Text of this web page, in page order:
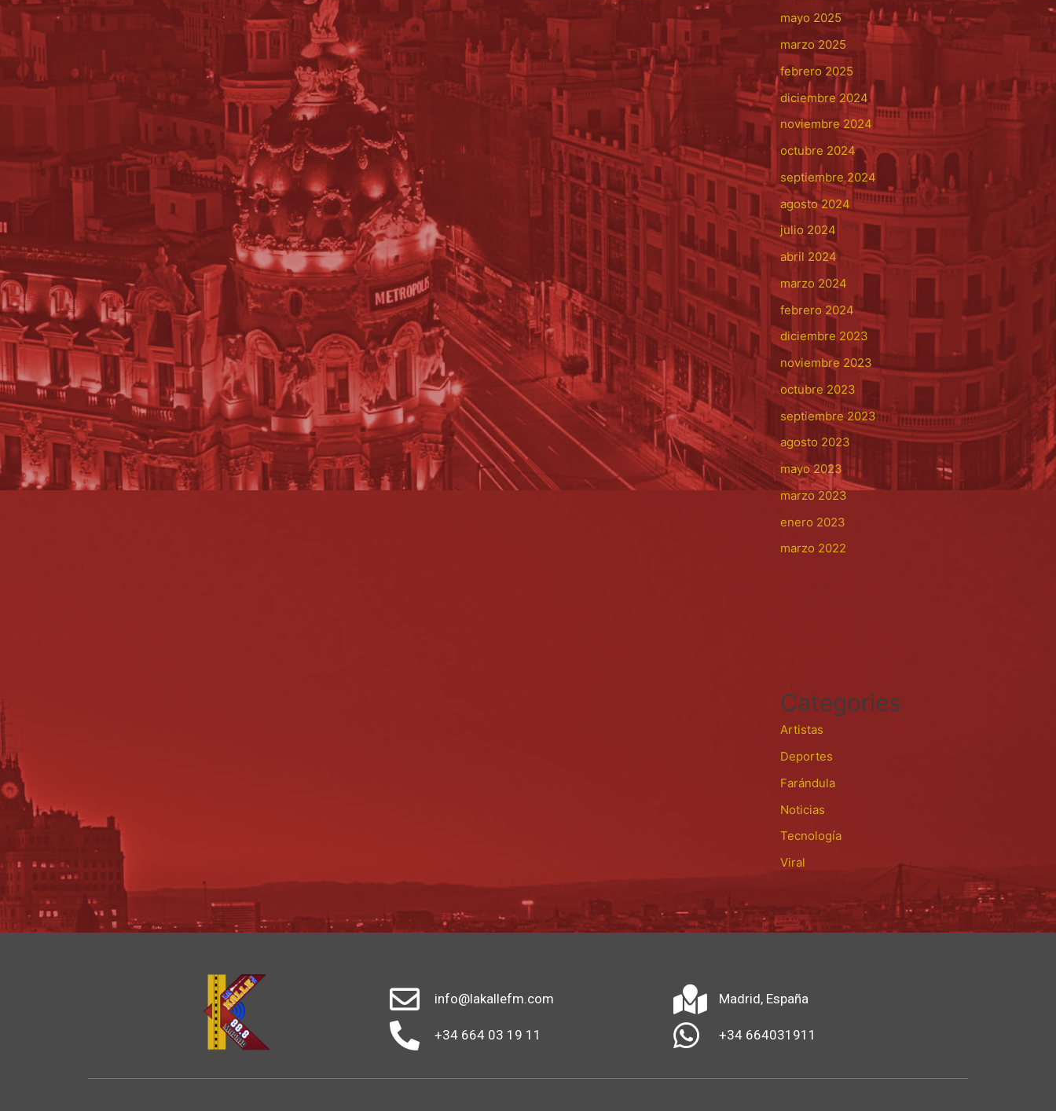
mayo 2025
marzo 2025
febrero 2025
diciembre 2024
noviembre 2024
octubre 2024
septiembre 2024
agosto 2024
julio 2024
abril 2024
marzo 2024
febrero 2024
diciembre 2023
noviembre 2023
octubre 2023
septiembre 2023
agosto 2023
mayo 2023
marzo 2023
enero 2023
marzo 2022
Categories
Artistas
Deportes
Farándula
Noticias
Tecnología
Viral
info@lakallefm.com
+34 664 03 19 11
Madrid, España
+34 664031911